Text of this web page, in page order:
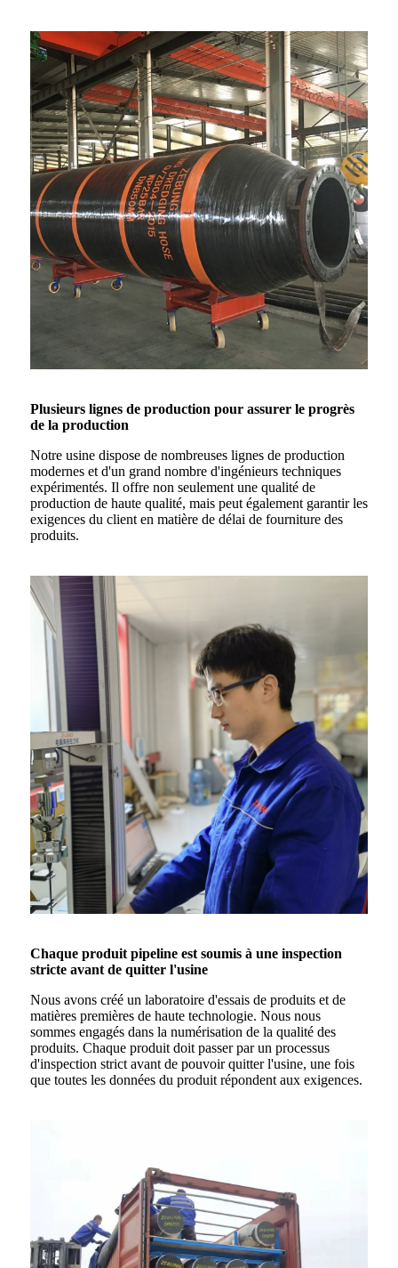
Plusieurs lignes de production pour assurer le progrès
de la production
Notre usine dispose de nombreuses lignes de production
modernes et d'un grand nombre d'ingénieurs techniques
expérimentés. Il offre non seulement une qualité de
production de haute qualité, mais peut également garantir les
exigences du client en matière de délai de fourniture des
produits.
Chaque produit pipeline est soumis à une inspection
stricte avant de quitter l'usine
Nous avons créé un laboratoire d'essais de produits et de
matières premières de haute technologie. Nous nous
sommes engagés dans la numérisation de la qualité des
produits. Chaque produit doit passer par un processus
d'inspection strict avant de pouvoir quitter l'usine, une fois
que toutes les données du produit répondent aux exigences.